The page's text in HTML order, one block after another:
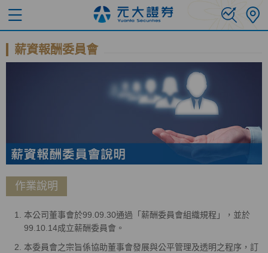
薪資報酬委員會
作業說明
本公司董事會於99.09.30通過「薪酬委員會組織規程」，並於
99.10.14成立薪酬委員會。
本委員會之宗旨係協助董事會發展與公平管理及透明之程序，訂